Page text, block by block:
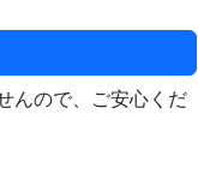
んので、ご安心くだ